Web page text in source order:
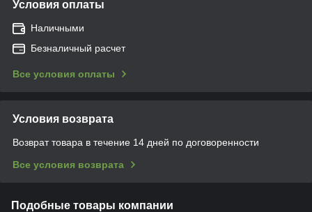
Условия оплаты
Наличными
Безналичный расчет
Все условия оплаты
Условия возврата
Возврат товара в течение 14 дней по договоренности
Все условия возврата
Подобные товары компании